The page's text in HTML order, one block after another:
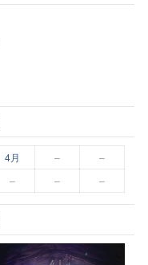
4月 –
–
– – –